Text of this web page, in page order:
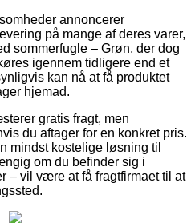
annoncerer
på mange af deres varer,
sommerfugle – Grøn, der dog
igennem tidligere end et
kan nå at få produktet
hjemad.
gratis fragt, men
du aftager for en konkret pris.
mindst kostelige løsning til
om du befinder sig i
– vil være at få fragtfirmaet til at